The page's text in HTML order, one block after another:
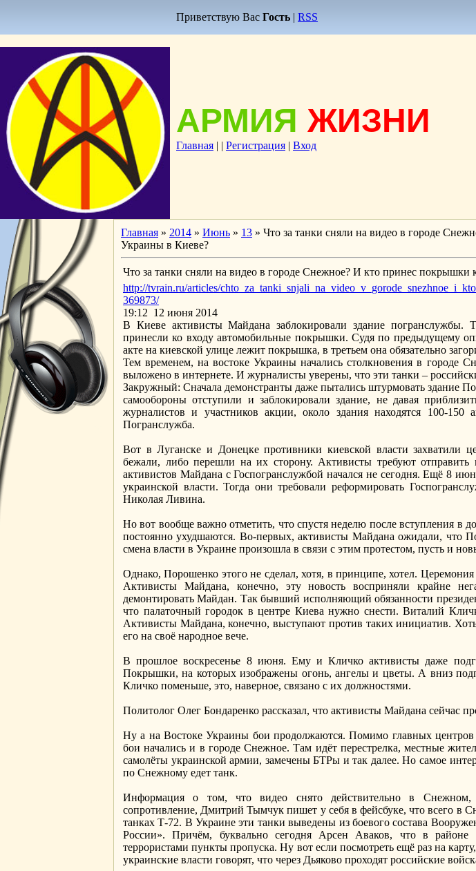
Приветствую Вас Гость | RSS
АРМИЯ ЖИЗНИ
Главная | | Регистрация | Вход
Главная » 2014 » Июнь » 13 » Что за танки сняли на видео в городе
Украины в Киеве?
Что за танки сняли на видео в городе Снежное? И кто принес
http://tvrain.ru/articles/
369873/
19:12 12 июня 2014
В Киеве активисты Майдана заблокировали здание погранслужбы.
принесли ко входу автомобильные покрышки. Судя по предыдущему
акте на киевской улице лежит покрышка, в третьем она обязательно
Тем временем, на востоке Украины начались столкновения в городе
выложено в интернете. И журналисты уверены, что эти танки –
Закружный: Сначала демонстранты даже пытались штурмовать здание
самообороны отступили и заблокировали здание, не давая
журналистов и участников акции, около здания находятся 100‑150
Погранслужба.
Вот в Луганске и Донецке противники киевской власти захватили
бежали, либо перешли на их сторону. Активисты требуют
активистов Майдана с Госпогранслужбой начался не сегодня. Ещё 8
украинской власти. Тогда они требовали реформировать
Николая Ливина.
Но вот вообще важно отметить, что спустя неделю после вступления в
постоянно ухудшаются. Во‑первых, активисты Майдана ожидали, что
смена власти в Украине произошла в связи с этим протестом, пусть и
Однако, Порошенко этого не сделал, хотя, в принципе, хотел.
Активисты Майдана, конечно, эту новость восприняли крайне
демонтировать Майдан. Так бывший исполняющий обязанности
что палаточный городок в центре Киева нужно снести. Виталий
Активисты Майдана, конечно, выступают против таких инициатив.
его на своё народное вече.
В прошлое воскресенье 8 июня. Ему и Кличко активисты даже
Покрышки, на которых изображены огонь, ангелы и цветы. А вниз
Кличко поменьше, это, наверное, связано с их должностями.
Политолог Олег Бондаренко рассказал, что активисты Майдана сейчас
Ну а на Востоке Украины бои продолжаются. Помимо главных центров
бои начались и в городе Снежное. Там идёт перестрелка, местные
самолёты украинской армии, замечены БТРы и так далее. Но самое
по Снежному едет танк.
Информация о том, что видео снято действительно в Снежном,
сопротивление, Дмитрий Тымчук пишет у себя в фейсбуке, что всего в
танках Т‑72. В Украине эти танки выведены из боевого состава
России». Причём, буквально сегодня Арсен Аваков, что в районе
террористами пункты пропуска. Ну вот если посмотреть ещё раз на
украинские власти говорят, что через Дьяково проходят российские